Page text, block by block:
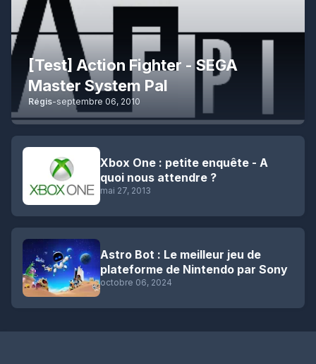
[Test] Action Fighter - SEGA
Master System Pal
Régis-septembre 06, 2010
Xbox One : petite enquête - A
quoi nous attendre ?
mai 27, 2013
Astro Bot : Le meilleur jeu de
plateforme de Nintendo par Sony
octobre 06, 2024